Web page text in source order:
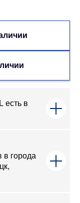
есть в
в города